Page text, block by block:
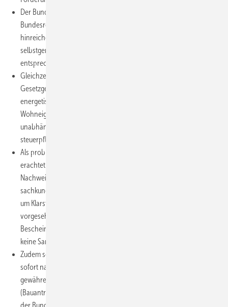
Der Bundesrat hat offensichtlich Zweifel, dass die von der
Bundesregierung vorgesehene steuerliche Förderung einen
hinreichenden Anreiz zur energetischen Sanierung von
selbstgenutzten Gebäuden setzt und fordert eine
entsprechende Prüfung, ob Änderungen möglich sind.
Gleichzeitig fordert der Bundesrat, im weiteren
Gesetzgebungsverfahren die steuerliche Förderung von
energetischen Sanierungsmaßnahmen durch selbstnutzende
Wohneigentümer so auszugestalten, dass der Fördervorteil
unabhängig von der Steuerprogression für alle
steuerpflichtigen Eigentümer gleich hoch ausfällt.
Als problematisch (für die Prüfung in den Finanzämtern)
erachtet der Bundesrat den im Gesetzentwurf vorgesehenen
Nachweis der Fördervoraussetzungen (Bescheinigung einer
sachkundigen Person im Sinne des
um Klarstellungen und Vereinfachungen. Nach der
vorgesehenen Regelung sei das Ausstellen einer
Bescheinigung für die berechtigten Personen risikolos, da
keine Sanktionen bei einer fehlerhaften Bestätigung drohen.
Zudem schlägt der Bundesrat vor, die steuerliche Förderung
sofort nach dem Verkünden des Gesetzes für Maßnahmen zu
gewähren, die nach dem 5. Juni 2011 gestartet wurden
(Bauantrag gestellt bzw. Bauunterlagen eingereicht). Im Entwurf